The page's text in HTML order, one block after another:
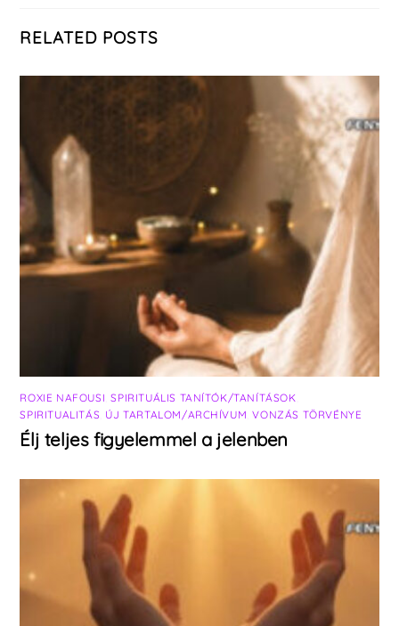
RELATED POSTS
ROXIE NAFOUSI ,SPIRITUÁLIS TANÍTÓK/TANÍTÁSOK
SPIRITUALITÁS ÚJ TARTALOM/ARCHÍVUM ,VONZÁS TÖRVÉNYE
Élj teljes figyelemmel a jelenben